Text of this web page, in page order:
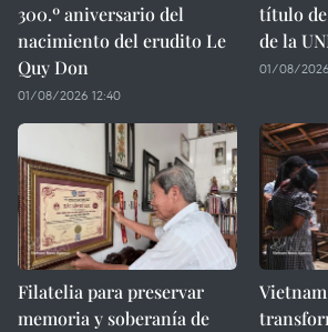
300.º aniversario del
nacimiento del erudito Le
Quy Don
01/08/2026 12:40
título de
de la
01/08/
Filatelia para preservar
memoria y soberanía de